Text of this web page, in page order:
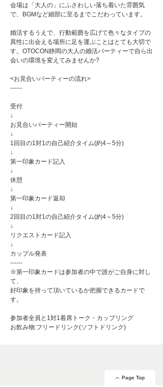
会場は「大人の」にふさわしい落ち着いた雰囲気
で、BGMなど細部に至るまでこだわっています。
婚活するうえで、行動範囲を広げて色々なタイプの
異性に出会える場所に足を運ぶことはとても大切で
す。OTOCON静岡の大人の婚活パーティーで自ら出
会いの環境を変えてみませんか?
<お見合いパーティーの流れ>
------
受付
↓
お見合いパーティー開始
↓
1回目の1対1の自己紹介タイム(約4～5分)
↓
第一印象カード記入
↓
休憩
↓
第一印象カード返却
↓
2回目の1対1の自己紹介タイム(約4～5分)
↓
リクエストカード記入
↓
カップル発表
------
※第一印象カードは参加者の中で誰がご自身に対し
て、
好印象を持って頂いているか把握できるカードで
す。
参加者全員と1対1着席トーク・カップリング
お飲み物:フリードリンク(ソフトドリンク)
Page Top